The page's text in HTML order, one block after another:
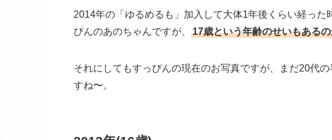
2014年の「ゆるめるも」加入して大体1年後くらい経っ
ぴんのあのちゃんですが、
17歳という年齢のせいもある
それにしてもすっぴんの現在のお写真ですが、まだ20代の
すね〜。